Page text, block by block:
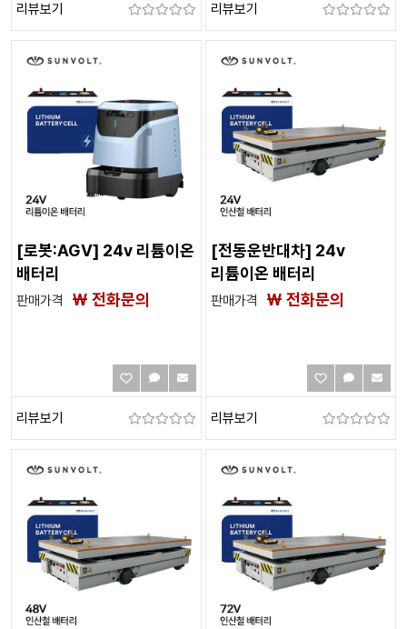
리뷰보기 리뷰보기
[로봇:AGV] 24v 리튬이온
배터리
판매가격 ₩ 전화문의
리뷰보기
[전동운반대차] 24v
리튬이온 배터리
판매가격 ₩ 전화문의
리뷰보기